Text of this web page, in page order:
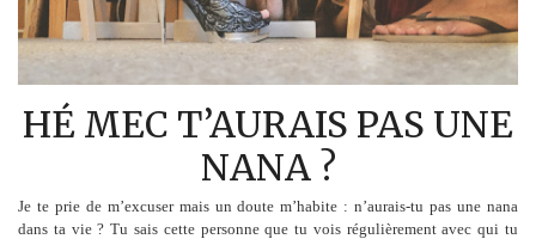
HÉ MEC T’AURAIS PAS UNE
NANA ?
Je te prie de m’excuser mais un doute m’habite : n’aurais-tu pas une nana
dans ta vie ? Tu sais cette personne que tu vois régulièrement avec qui tu